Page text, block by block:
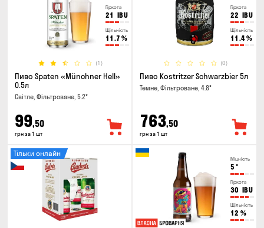
Гіркота
21 IBU
Щільність
11.7 %
(1)
Пиво Spaten «Münchner Hell»
0.5л
Світле, Фільтроване, 5.2°
99,50
грн за 1 шт
Гіркота
22 IBU
Щільність
11.4%
(0)
Пиво Kostritzer Schwarzbier 5л
Темне, Фільтроване, 4.8°
763,50
грн за 1 шт
Тільки онлайн
Міцність
5 °
Гіркота
30 IBU
Щільність
12 %